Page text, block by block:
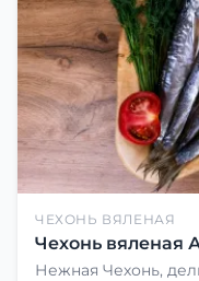
ЧЕХОНЬ ВЯЛЕНАЯ
Чехонь вяленая
Нежная Чехонь,